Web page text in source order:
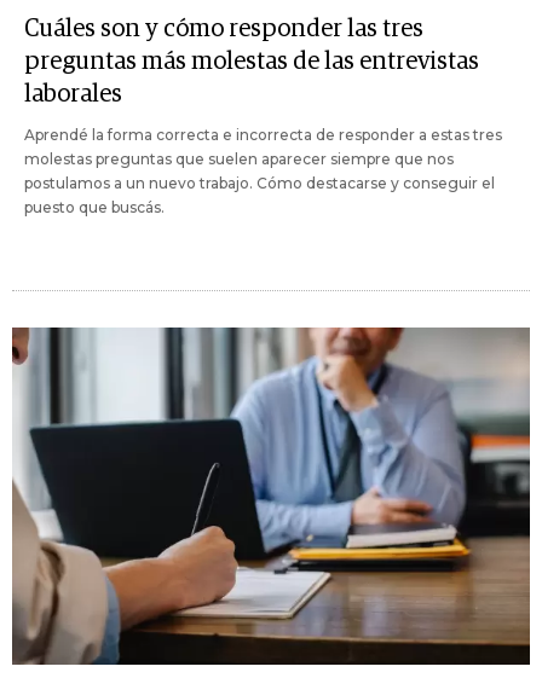
Cuáles son y cómo responder las tres
preguntas más molestas de las entrevistas
laborales
Aprendé la forma correcta e incorrecta de responder a estas tres
molestas preguntas que suelen aparecer siempre que nos
postulamos a un nuevo trabajo. Cómo destacarse y conseguir el
puesto que buscás.